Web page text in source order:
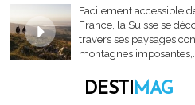
Facilement accessible
France, la Suisse se
travers ses paysages
montagnes imposantes,...
DESTIMAG